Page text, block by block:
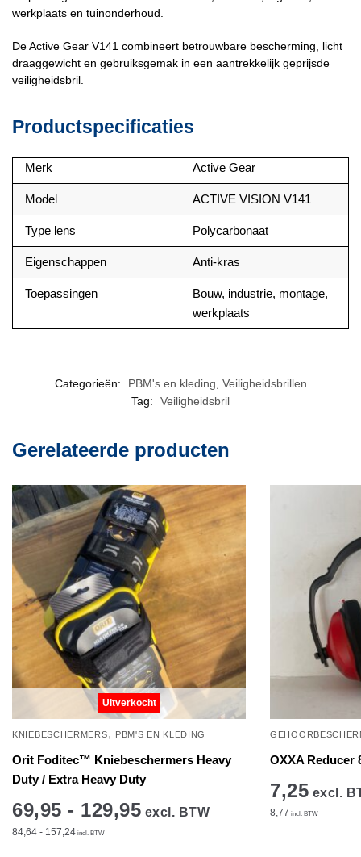
werkplaats en tuinonderhoud.
De Active Gear V141 combineert betrouwbare bescherming, licht
draaggewicht en gebruiksgemak in een aantrekkelijk geprijsde
veiligheidsbril.
Productspecificaties
Merk Active Gear
Model ACTIVE VISION V141
Type lens Polycarbonaat
Eigenschappen Anti-kras
Toepassingen
Bouw, industrie, montage,
werkplaats
Categorieën: PBM's en kleding, Veiligheidsbrillen
Tag:
Veiligheidsbril
Gerelateerde producten
Uitverkocht
KNIEBESCHERMERS, PBM'S EN KLEDING
Orit Foditec™ Kniebeschermers Heavy
Duty / Extra Heavy Duty
69,95 - 129,95 excl. BTW
84,64 - 157,24 incl. BTW
OXXA Reducer
7,25 excl.
8,77 incl. BTW